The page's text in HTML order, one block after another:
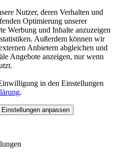
Nutzer, deren Verhalten und
Optimierung unserer
Werbung und Inhalte anzuzeigen
Außerdem können wir
Anbietern abgleichen und
Angebote anzeigen, nur wenn
in den Einstellungen
.
Einstellungen anpassen